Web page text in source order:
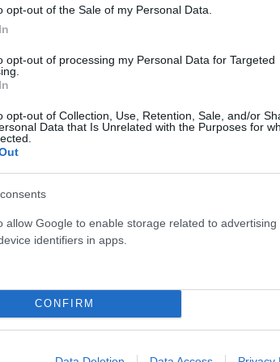
opt-out of the Sale of my Personal Data.
opt-out of processing my Personal Data for Targeted
opt-out of Collection, Use, Retention, Sale, and/or
Data that Is Unrelated with the Purposes for
allow Google to enable storage related to advertising
identifiers in apps.
CONFIRM
αχλάδια
είναι λίγες ποσότητες
να ποσοτικοποιήσουμε τη
οι επιπτώσεις από την όποια
τιμές και στις εισαγωγές».
ίδια στοιχεία το γενικό σύνολο της
τόνοι (12%). Το μεγαλύτερο
315.000 τόνους που παράγει η
εκτάσεις της
δεν πρόλαβε να μαζευτεί».